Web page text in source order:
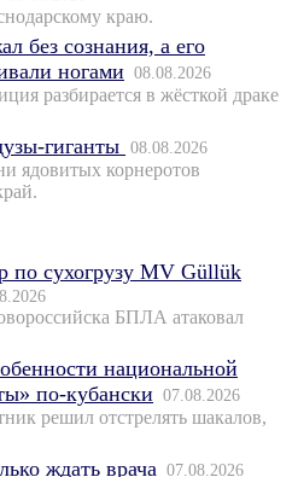
краю.
без сознания, а его
ногами 08.08.2026
разбирается в жёсткой драке
гиганты 08.08.2026
ядовитых корнеротов
по сухогрузу MV Güllük
БПЛА атаковал
национальной
по-кубански 07.08.2026
решил отстрелять шакалов,
ждать врача 07.08.2026